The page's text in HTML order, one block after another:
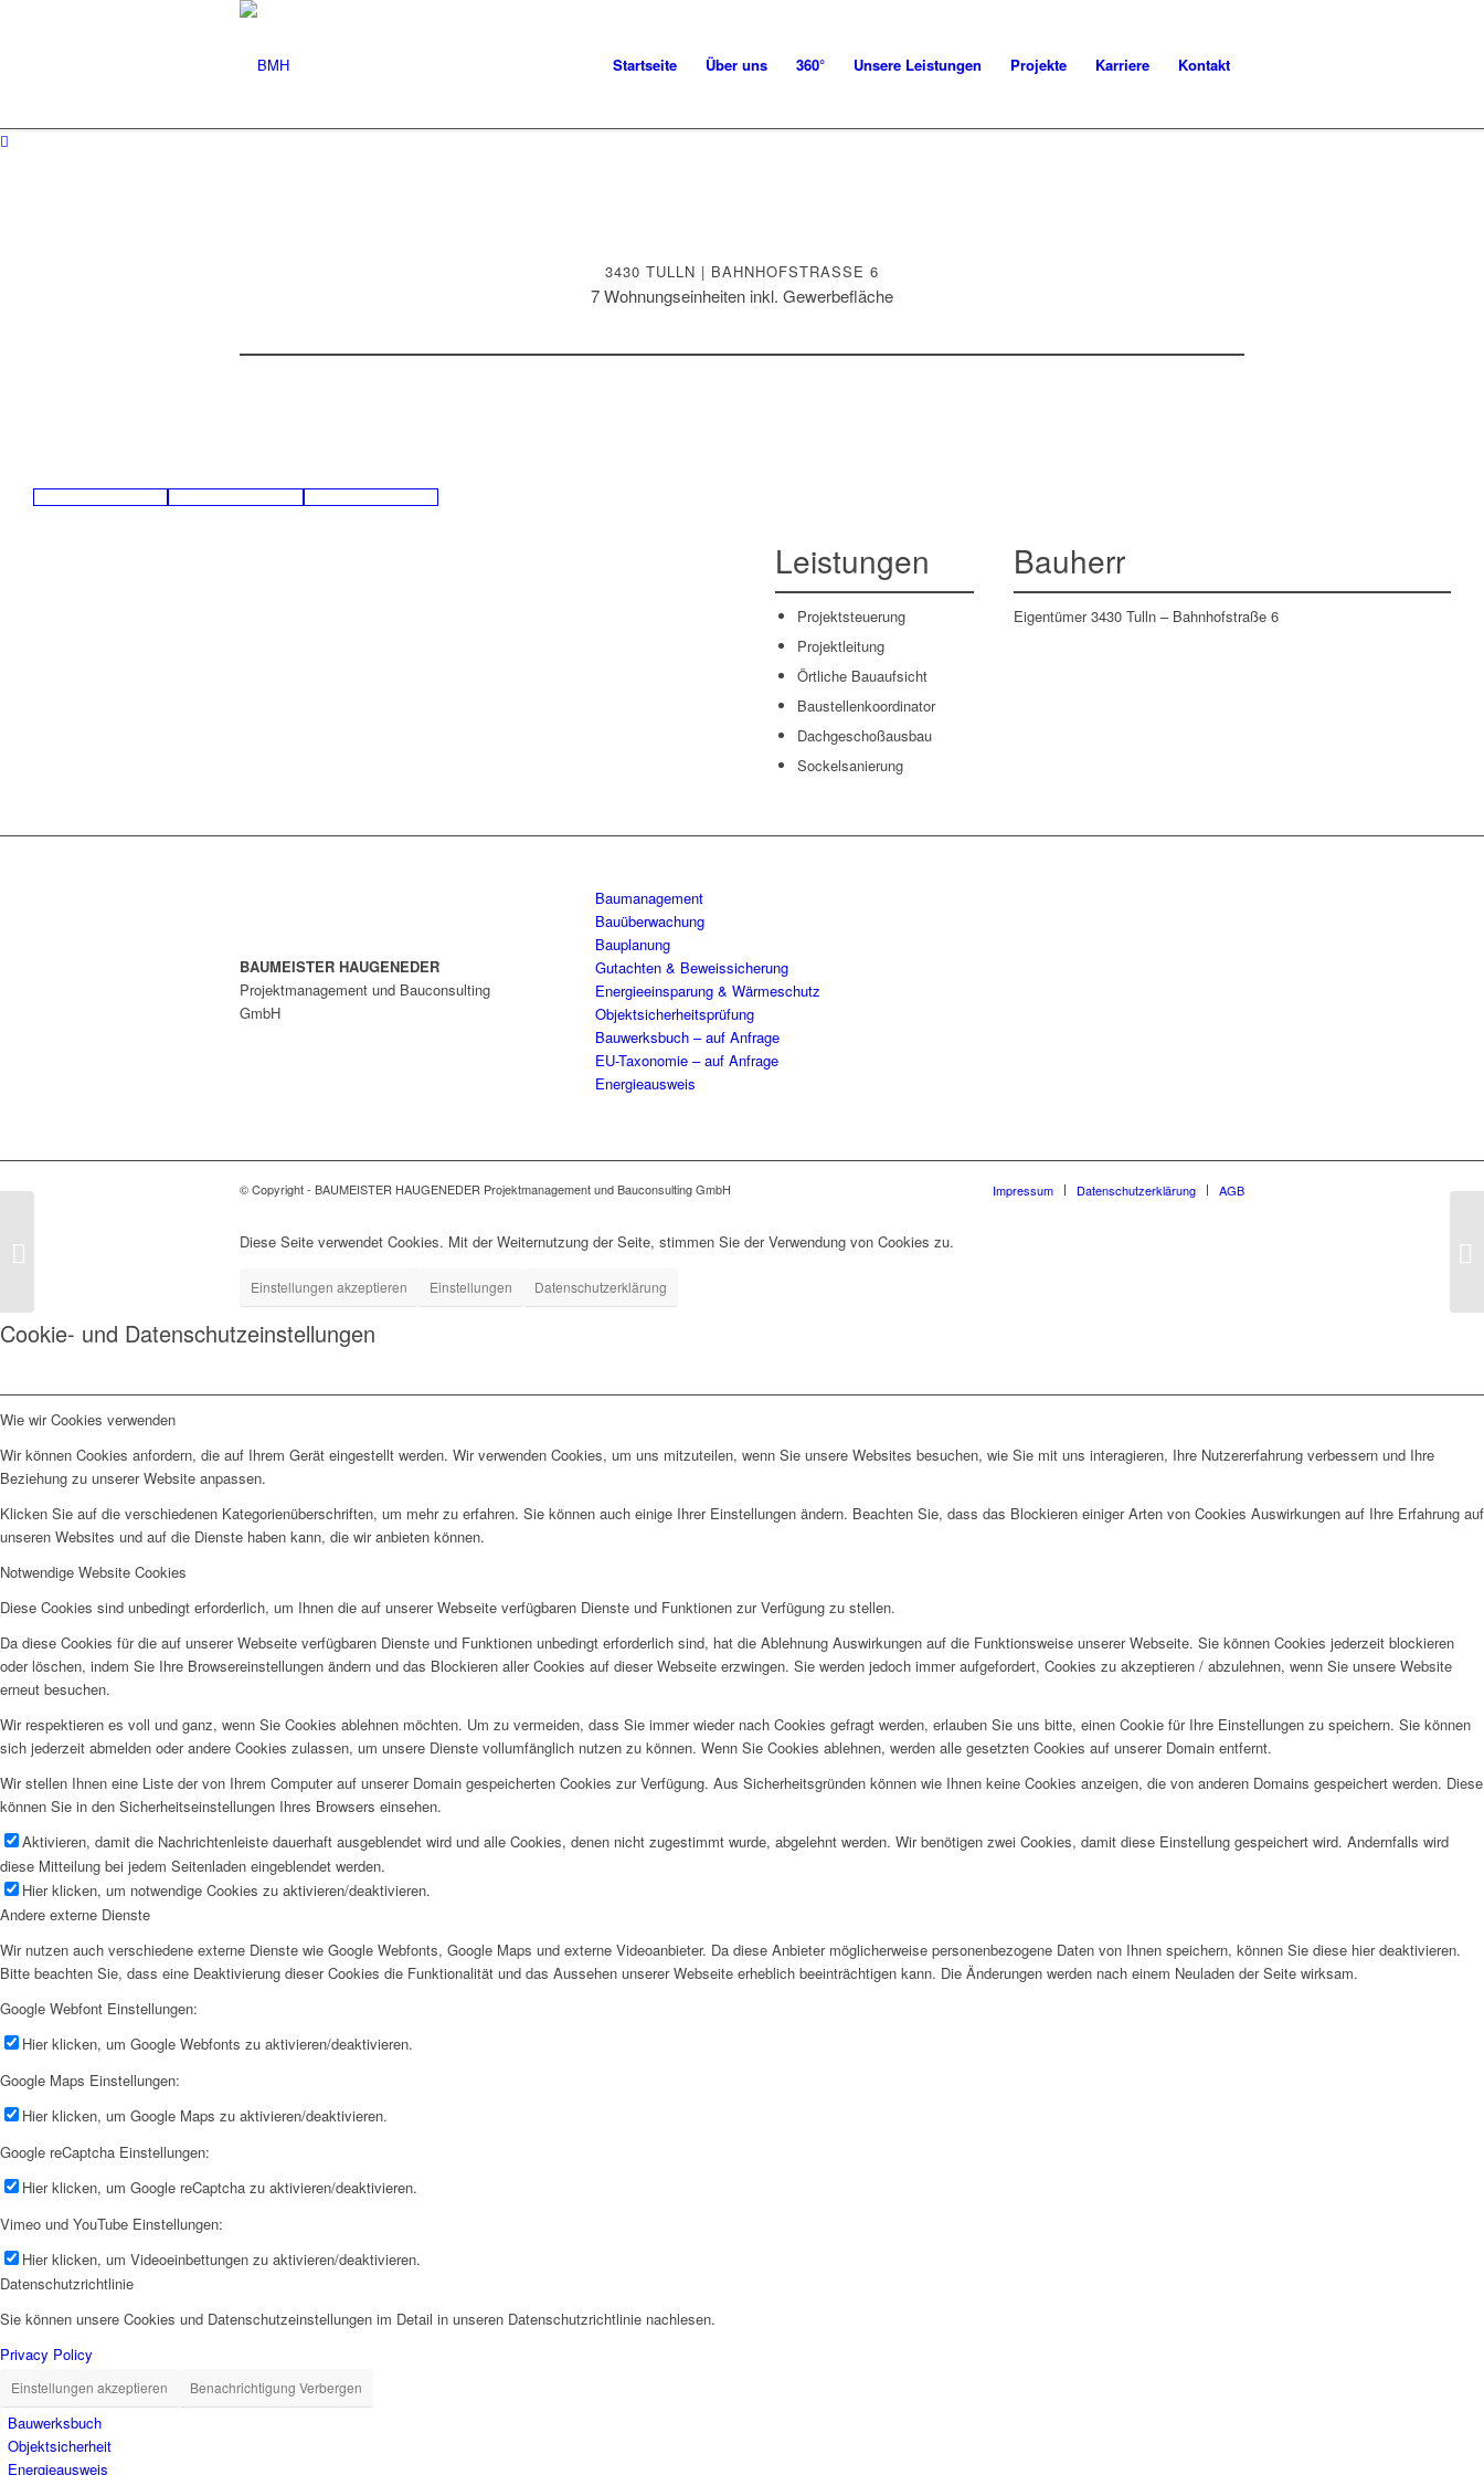
Startseite Über uns 360° Unsere Leistungen Projekte Karriere Kontakt
3430 TULLN | BAHNHOFSTRASSE 6
7 Wohnungseinheiten inkl. Gewerbefläche
Leistungen
Projektsteuerung
Projektleitung
Örtliche Bauaufsicht
Baustellenkoordinator
Dachgeschoßausbau
Sockelsanierung
Bauherr
Eigentümer 3430 Tulln – Bahnhofstraße 6
BAUMEISTER HAUGENEDER
Projektmanagement und Bauconsulting
GmbH
Baumanagement
Bauüberwachung
Bauplanung
Gutachten & Beweissicherung
Energieeinsparung & Wärmeschutz
Objektsicherheitsprüfung
Bauwerksbuch – auf Anfrage
EU-Taxonomie – auf Anfrage
Energieausweis
© Copyright - BAUMEISTER HAUGENEDER Projektmanagement und Bauconsulting GmbH Impressum Datenschutzerklärung AGB
Diese Seite verwendet Cookies. Mit der Weiternutzung der Seite, stimmen Sie der Verwendung von Cookies zu.
Einstellungen akzeptieren Einstellungen Datenschutzerklärung
Cookie- und Datenschutzeinstellungen
Wie wir Cookies verwenden
Wir können Cookies anfordern, die auf Ihrem Gerät eingestellt werden. Wir verwenden Cookies, um uns mitzuteilen, wenn Sie unsere Websites besuchen, wie Sie mit uns interagieren, Ihre Nutzererfahrung verbessern und Ihre
Beziehung zu unserer Website anpassen.
Klicken Sie auf die verschiedenen Kategorienüberschriften, um mehr zu erfahren. Sie können auch einige Ihrer Einstellungen ändern. Beachten Sie, dass das Blockieren einiger Arten von Cookies Auswirkungen auf Ihre Erfahrung auf
unseren Websites und auf die Dienste haben kann, die wir anbieten können.
Notwendige Website Cookies
Diese Cookies sind unbedingt erforderlich, um Ihnen die auf unserer Webseite verfügbaren Dienste und Funktionen zur Verfügung zu stellen.
Da diese Cookies für die auf unserer Webseite verfügbaren Dienste und Funktionen unbedingt erforderlich sind, hat die Ablehnung Auswirkungen auf die Funktionsweise unserer Webseite. Sie können Cookies jederzeit blockieren
oder löschen, indem Sie Ihre Browsereinstellungen ändern und das Blockieren aller Cookies auf dieser Webseite erzwingen. Sie werden jedoch immer aufgefordert, Cookies zu akzeptieren / abzulehnen, wenn Sie unsere Website
erneut besuchen.
Wir respektieren es voll und ganz, wenn Sie Cookies ablehnen möchten. Um zu vermeiden, dass Sie immer wieder nach Cookies gefragt werden, erlauben Sie uns bitte, einen Cookie für Ihre Einstellungen zu speichern. Sie können
sich jederzeit abmelden oder andere Cookies zulassen, um unsere Dienste vollumfänglich nutzen zu können. Wenn Sie Cookies ablehnen, werden alle gesetzten Cookies auf unserer Domain entfernt.
Wir stellen Ihnen eine Liste der von Ihrem Computer auf unserer Domain gespeicherten Cookies zur Verfügung. Aus Sicherheitsgründen können wie Ihnen keine Cookies anzeigen, die von anderen Domains gespeichert werden. Diese
können Sie in den Sicherheitseinstellungen Ihres Browsers einsehen.
Aktivieren, damit die Nachrichtenleiste dauerhaft ausgeblendet wird und alle Cookies, denen nicht zugestimmt wurde, abgelehnt werden. Wir benötigen zwei Cookies, damit diese Einstellung gespeichert wird. Andernfalls wird
diese Mitteilung bei jedem Seitenladen eingeblendet werden.
Hier klicken, um notwendige Cookies zu aktivieren/deaktivieren.
Andere externe Dienste
Wir nutzen auch verschiedene externe Dienste wie Google Webfonts, Google Maps und externe Videoanbieter. Da diese Anbieter möglicherweise personenbezogene Daten von Ihnen speichern, können Sie diese hier deaktivieren.
Bitte beachten Sie, dass eine Deaktivierung dieser Cookies die Funktionalität und das Aussehen unserer Webseite erheblich beeinträchtigen kann. Die Änderungen werden nach einem Neuladen der Seite wirksam.
Google Webfont Einstellungen:
Hier klicken, um Google Webfonts zu aktivieren/deaktivieren.
Google Maps Einstellungen:
Hier klicken, um Google Maps zu aktivieren/deaktivieren.
Google reCaptcha Einstellungen:
Hier klicken, um Google reCaptcha zu aktivieren/deaktivieren.
Vimeo und YouTube Einstellungen:
Hier klicken, um Videoeinbettungen zu aktivieren/deaktivieren.
Datenschutzrichtlinie
Sie können unsere Cookies und Datenschutzeinstellungen im Detail in unseren Datenschutzrichtlinie nachlesen.
Privacy Policy
Einstellungen akzeptieren Benachrichtigung Verbergen
Bauwerksbuch
Objektsicherheit
Energieausweis